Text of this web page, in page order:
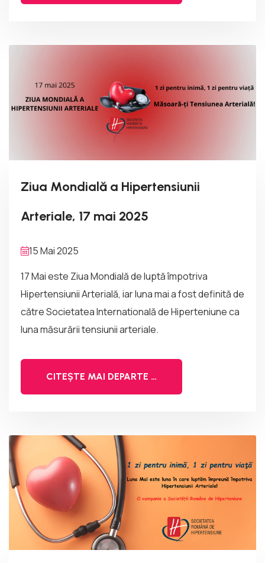
Ziua Mondială a Hipertensiunii
Arteriale, 17 mai 2025
15 Mai 2025
17 Mai este Ziua Mondială de luptă împotriva
Hipertensiunii Arterială, iar luna mai a fost definită de
către Societatea Internatională de Hiperteniune ca
luna măsurării tensiunii arteriale.
CITEȘTE MAI DEPARTE …